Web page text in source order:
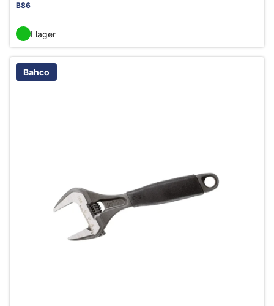
B86
I lager
Bahco